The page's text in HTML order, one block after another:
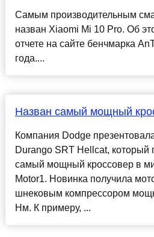
Самым производительным
назван Xiaomi Mi 10 Pro. Об
отчете на сайте бенчмарка
года....
Назван самый мощный
Компания Dodge
Durango SRT Hellcat, который
самый мощный кроссовер в
Motor1. Новинка получила
шнековым компрессором
Нм. К примеру, ...